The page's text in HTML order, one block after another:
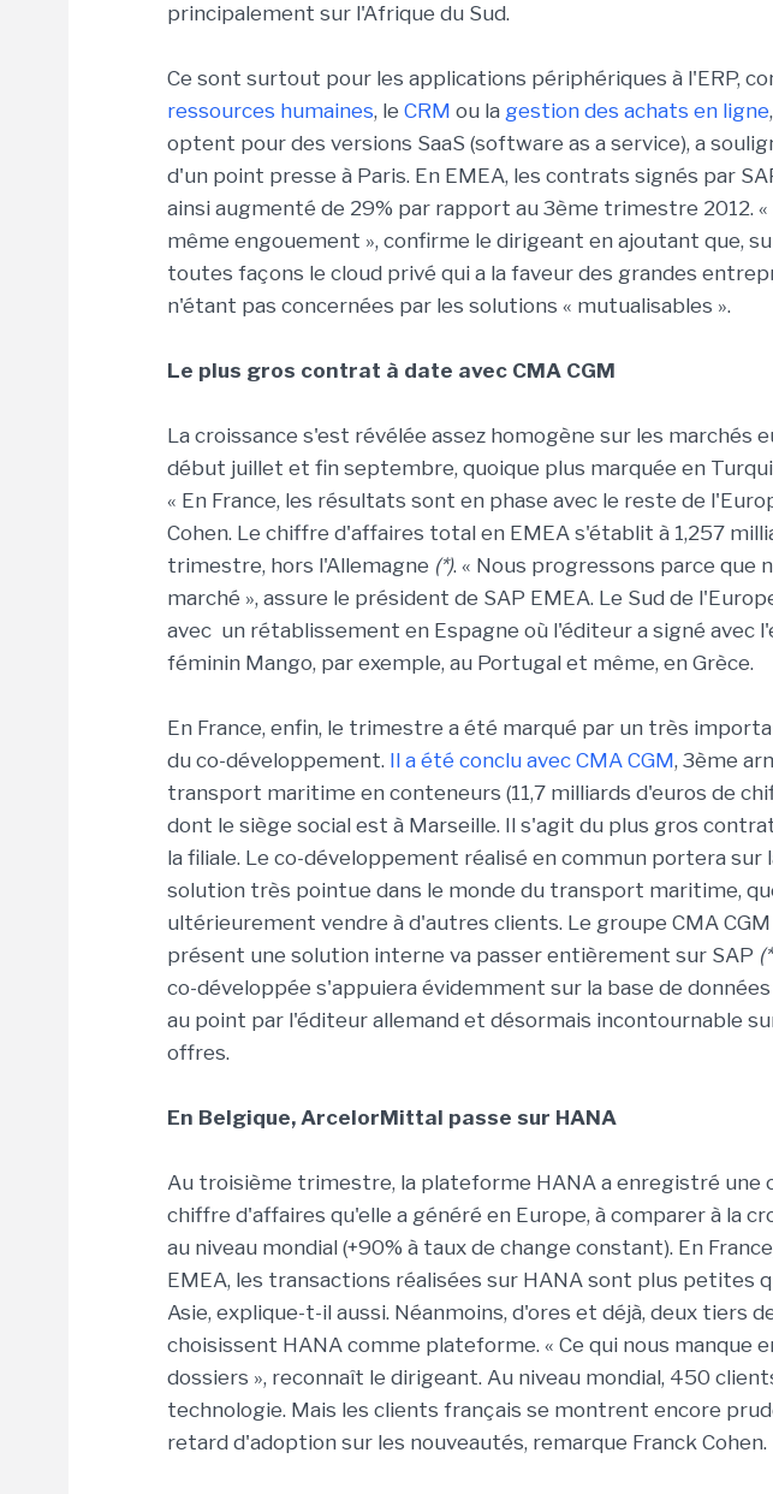
principalement sur l'Afrique du Sud.
Ce sont surtout pour les applications périphériques à l'ERP,
ressources humaines, le CRM ou la gestion des achats en ligne
optent pour des versions SaaS (software as a service), a
d'un point presse à Paris. En EMEA, les contrats signés par
ainsi augmenté de 29% par rapport au 3ème trimestre 2012. «
même engouement », confirme le dirigeant en ajoutant que,
toutes façons le cloud privé qui a la faveur des grandes
n'étant pas concernées par les solutions « mutualisables ».
Le plus gros contrat à date avec CMA CGM
La croissance s'est révélée assez homogène sur les marchés
début juillet et fin septembre, quoique plus marquée en
« En France, les résultats sont en phase avec le reste de
Cohen. Le chiffre d'affaires total en EMEA s'établit à 1,257
trimestre, hors l'Allemagne (*). « Nous progressons parce que
marché », assure le président de SAP EMEA. Le Sud de
avec un rétablissement en Espagne où l'éditeur a signé avec
féminin Mango, par exemple, au Portugal et même, en Grèce.
En France, enfin, le trimestre a été marqué par un très
du co-développement. Il a été conclu avec CMA CGM, 3ème
transport maritime en conteneurs (11,7 milliards d'euros de
dont le siège social est à Marseille. Il s'agit du plus gros
la filiale. Le co-développement réalisé en commun portera sur
solution très pointue dans le monde du transport maritime,
ultérieurement vendre à d'autres clients. Le groupe CMA
présent une solution interne va passer entièrement sur SAP
co-développée s'appuiera évidemment sur la base de
au point par l'éditeur allemand et désormais incontournable
offres.
En Belgique, ArcelorMittal passe sur HANA
Au troisième trimestre, la plateforme HANA a enregistré une
chiffre d'affaires qu'elle a généré en Europe, à comparer à la
au niveau mondial (+90% à taux de change constant). En
EMEA, les transactions réalisées sur HANA sont plus petites
Asie, explique-t-il aussi. Néanmoins, d'ores et déjà, deux tiers
choisissent HANA comme plateforme. « Ce qui nous manque
dossiers », reconnaît le dirigeant. Au niveau mondial, 450
technologie. Mais les clients français se montrent encore
retard d'adoption sur les nouveautés, remarque Franck Cohen.